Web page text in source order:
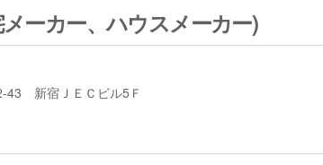
ーカー、ハウスメーカー)
43 新宿ＪＥＣビル5Ｆ